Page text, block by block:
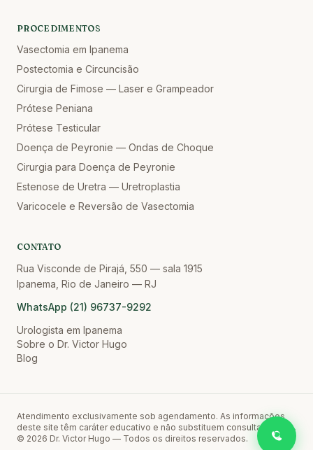
PROCEDIMENTOS
Vasectomia em Ipanema
Postectomia e Circuncisão
Cirurgia de Fimose — Laser e Grampeador
Prótese Peniana
Prótese Testicular
Doença de Peyronie — Ondas de Choque
Cirurgia para Doença de Peyronie
Estenose de Uretra — Uretroplastia
Varicocele e Reversão de Vasectomia
CONTATO
Rua Visconde de Pirajá, 550 — sala 1915
Ipanema, Rio de Janeiro — RJ
WhatsApp (21) 96737-9292
Urologista em Ipanema
Sobre o Dr. Victor Hugo
Blog
Atendimento exclusivamente sob agendamento. As informações
deste site têm caráter educativo e não substituem consulta médica.
© 2026 Dr. Victor Hugo — Todos os direitos reservados.